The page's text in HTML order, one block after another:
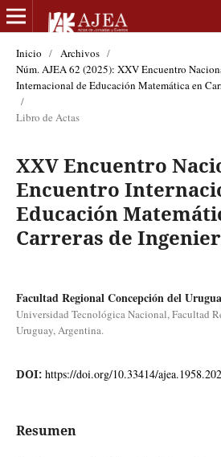
Inicio / Archivos /
Núm. AJEA 62 (2025): XXV Encuentro
Internacional de Educación Matemática en
/
Libro de Actas
XXV Encuentro
Encuentro
Educación
Carreras de
Facultad Regional Concepción del
Universidad Tecnológica Nacional, Facultad
Uruguay, Argentina.
DOI: https://doi.org/10.33414/
Resumen